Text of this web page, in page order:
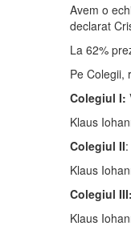
Avem o
declarat
La 62%
Pe Colegii,
Colegiul I:
Klaus
Colegiul II
Klaus
Colegiul III:
Klaus